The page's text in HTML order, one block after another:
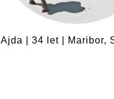
Ajda | 34 let | Maribor,